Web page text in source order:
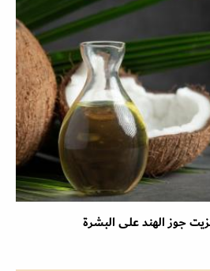
جوز الهند على البشرة